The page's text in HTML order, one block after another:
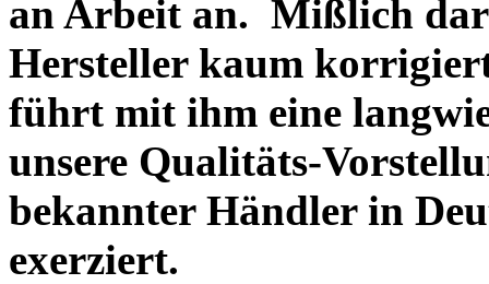
an Arbeit an. Mißlich
Hersteller kaum
führt mit ihm eine
unsere Qualitäts-
bekannter Händler in
exerziert.